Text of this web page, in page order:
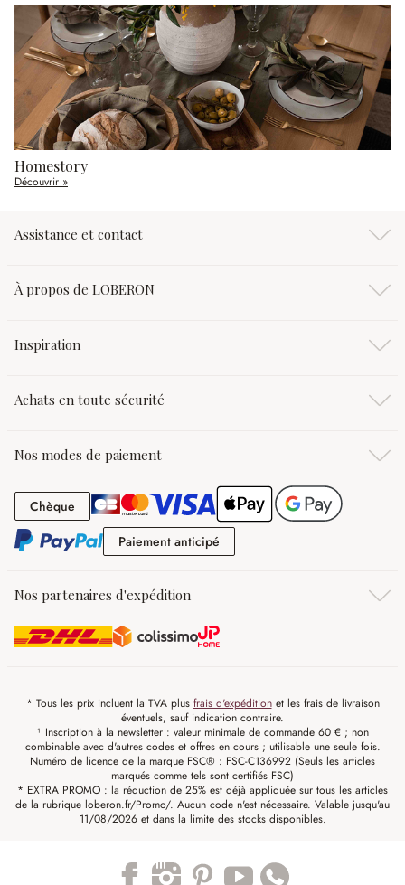
Homestory
Découvrir »
Assistance et contact
À propos de LOBERON
Inspiration
Achats en toute sécurité
Nos modes de paiement
Chèque Chèque
Paiement anticipé
Nos partenaires d'expédition
* Tous les prix incluent la TVA plus frais d'expéditionet les frais de livraison
éventuels, sauf indication contraire.
¹ Inscription à la newsletter : valeur minimale de commande 60 € ; non
combinable avec d'autres codes et offres en cours ; utilisable une seule fois.
Numéro de licence de la marque FSC® : FSC-C136992 (Seuls les articles
marqués comme tels sont certifiés FSC)
* EXTRA PROMO : la réduction de 25% est déjà appliquée sur tous les articles
de la rubrique loberon.fr/Promo/. Aucun code n'est nécessaire. Valable jusqu'au
11/08/2026 et dans la limite des stocks disponibles.